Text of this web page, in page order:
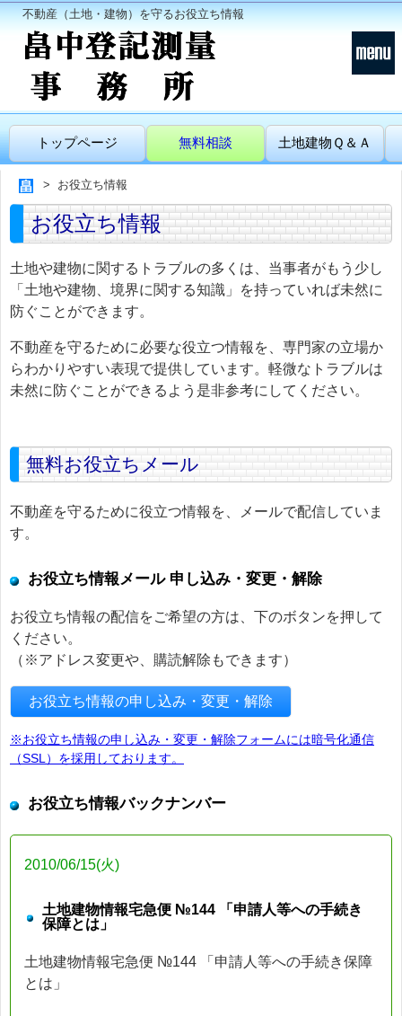
不動産（土地・建物）を守るお役立ち情報
トップページ 無料相談 土地建物Ｑ＆Ａ
お役立ち情報
お役立ち情報
土地や建物に関するトラブルの多くは、当事者がもう少し
「土地や建物、境界に関する知識」を持っていれば未然に
防ぐことができます。
不動産を守るために必要な役立つ情報を、専門家の立場か
らわかりやすい表現で提供しています。軽微なトラブルは
未然に防ぐことができるよう是非参考にしてください。
無料お役立ちメール
不動産を守るために役立つ情報を、メールで配信していま
す。
お役立ち情報メール 申し込み・変更・解除
お役立ち情報の配信をご希望の方は、下のボタンを押して
ください。
（※アドレス変更や、購読解除もできます）
お役立ち情報の申し込み・変更・解除
※お役立ち情報の申し込み・変更・解除フォームには暗号化通信
（SSL）を採用しております。
お役立ち情報バックナンバー
2010/06/15(火)
土地建物情報宅急便 №144 「申請人等への手続き
保障とは」
土地建物情報宅急便 №144 「申請人等への手続き保障
とは」